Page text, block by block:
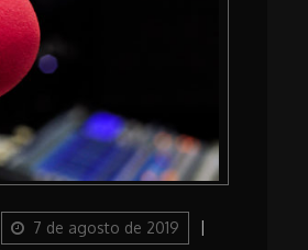
Posted
on
7 de agosto de 2019